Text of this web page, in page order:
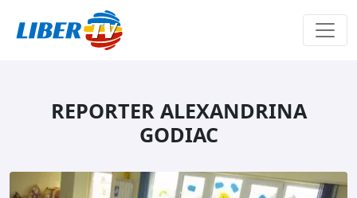
REPORTER ALEXANDRINA
GODIAC